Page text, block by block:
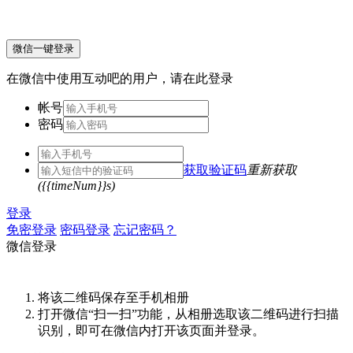
微信一键登录
在微信中使用互动吧的用户，请在此登录
帐号
密码
获取验证码重新获取
({{timeNum}}s)
登录
免密登录 密码登录 忘记密码？
微信登录
将该二维码保存至手机相册
打开微信“扫一扫”功能，从相册选取该二维码进行扫描
识别，即可在微信内打开该页面并登录。